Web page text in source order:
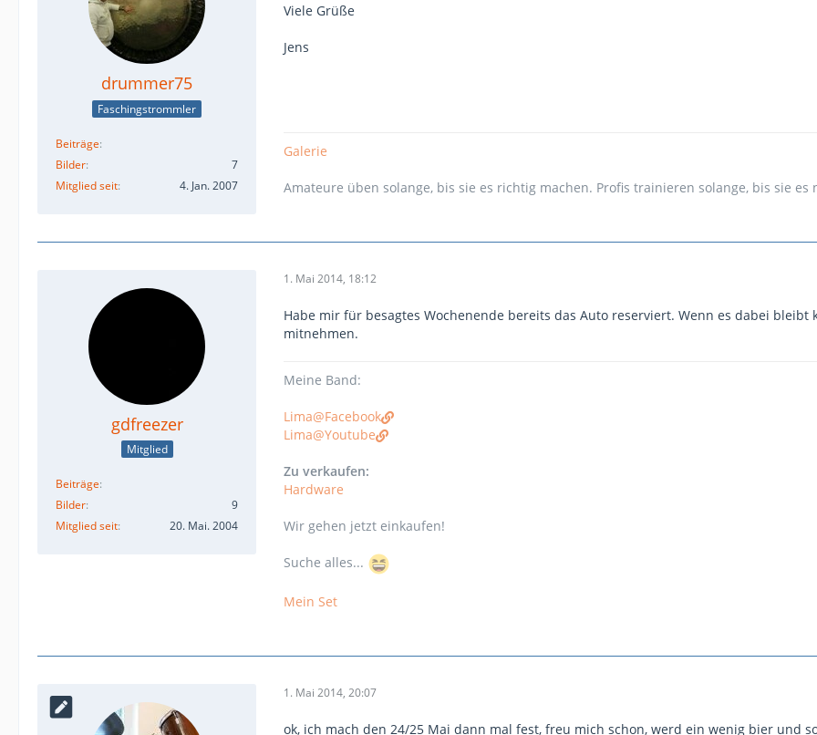
drummer75
Faschingstrommler
Beiträge
Bilder
7
Mitglied seit
4. Jan. 2007
Viele Grüße
Jens
Galerie
Amateure üben solange, bis sie es richtig machen. Profis trainieren solange, bis sie
gdfreezer
Mitglied
Beiträge
Bilder
9
Mitglied seit
20. Mai. 2004
1. Mai 2014, 18:12
Habe mir für besagtes Wochenende bereits das Auto reserviert. Wenn es dabei
mitnehmen.
Meine Band:
Lima@Facebook
Lima@Youtube
Zu verkaufen:
Hardware
Wir gehen jetzt einkaufen!
Suche alles...
Mein Set
1. Mai 2014, 20:07
ok, ich mach den 24/25 Mai dann mal fest, freu mich schon, werd ein wenig bier